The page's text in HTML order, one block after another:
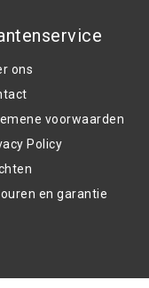
ons
voorwaarden
Policy
en garantie